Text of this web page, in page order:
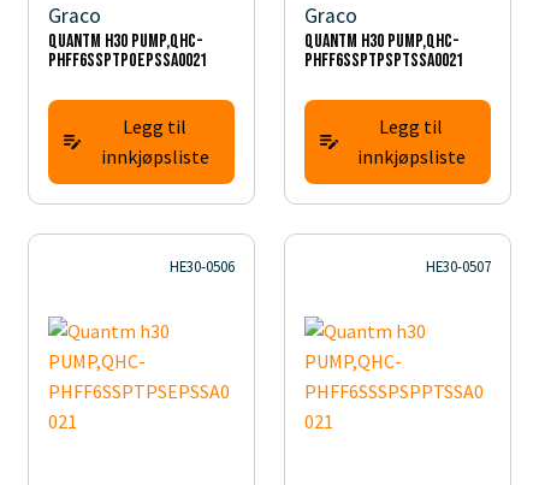
Graco
Quantm h30 PUMP,QHC-
PHFF6SSPTPOEPSSA0021
Legg til
innkjøpsliste
Graco
Quantm h30 PUMP,QHC-
PHFF6SSPTPSPTSSA0021
Legg til
innkjøpsliste
HE30-0506 HE30-0507